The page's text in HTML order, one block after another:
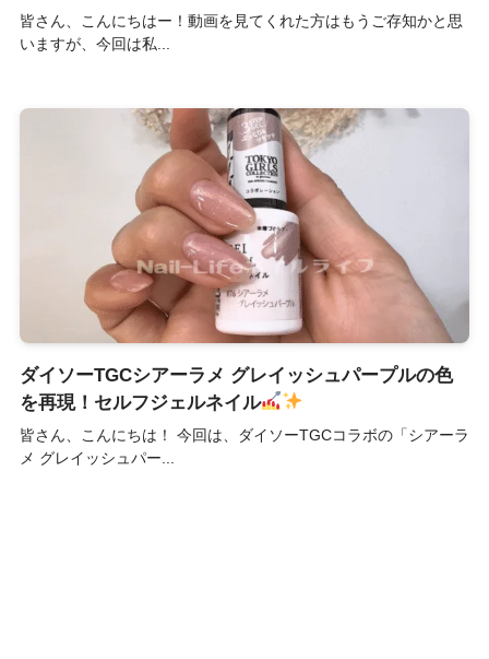
皆さん、こんにちはー！動画を見てくれた方はもうご存知かと思
いますが、今回は私...
ダイソーTGCシアーラメ グレイッシュパープルの色
を再現！セルフジェルネイル
皆さん、こんにちは！ 今回は、ダイソーTGCコラボの「シアーラ
メ グレイッシュパー...